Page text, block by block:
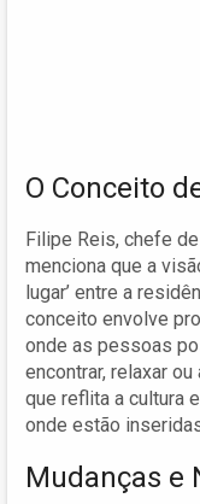
O Conceito
Filipe Reis, chefe
menciona que a
lugar’ entre a
conceito envolve
onde as pessoas
encontrar, relaxar
que reflita a cultura
onde estão
Mudanças e